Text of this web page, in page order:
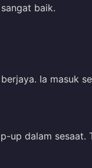
baik.
Ia masuk
up dalam sesaat.